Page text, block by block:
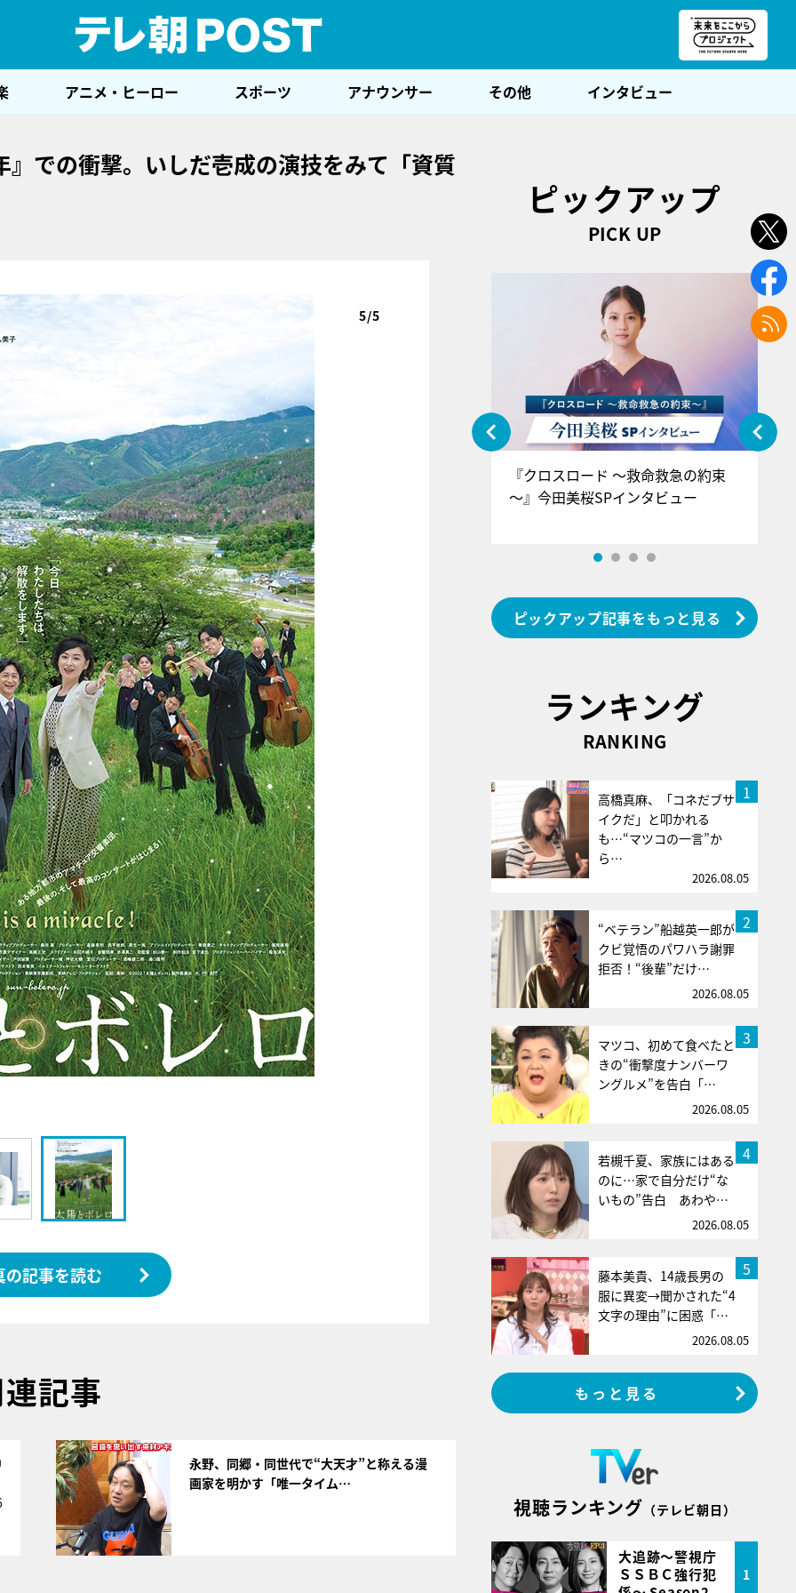
アニメ・ヒーロー スポーツ アナウンサー その他 インタビュー
での衝撃。いしだ壱成の演技をみて「資質
5/5
の記事を読む
記事
永野、同郷・同世代で“大天才”と称える漫
画家を明かす「唯一タイム…
ピックアップ
PICK UP
『アイ＝ラブ！げーみんぐ』＝LOV
E齋藤樹愛羅＆佐々木舞香SPインタ
ビュー
『クロスロード ～救命救急の約束
～』今田美桜SPインタビュー
ピックアップ記事をもっと見る
ランキング
RANKING
1
高橋真麻、「コネだブサ
イクだ」と叩かれる
も…“マツコの一言”か
ら…
2026.08.05
2
“ベテラン”船越英一郎が
クビ覚悟のパワハラ謝罪
拒否！“後輩”だけ…
2026.08.05
3
マツコ、初めて食べたと
きの“衝撃度ナンバーワ
ングルメ”を告白「…
2026.08.05
4
若槻千夏、家族にはある
のに…家で自分だけ“な
いもの”告白 あわや…
2026.08.05
5
藤本美貴、14歳長男の
服に異変→聞かされた“4
文字の理由”に困惑「…
2026.08.05
もっと見る
視聴ランキング （テレビ朝日）
大追跡～警視庁
ＳＳＢＣ強行犯
1